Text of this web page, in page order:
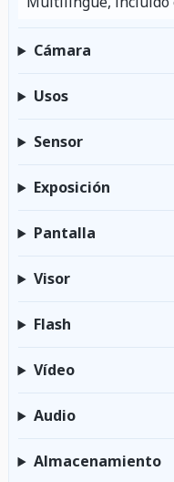
Cámara
Usos
Sensor
Exposición
Pantalla
Visor
Flash
Vídeo
Audio
Almacenamiento